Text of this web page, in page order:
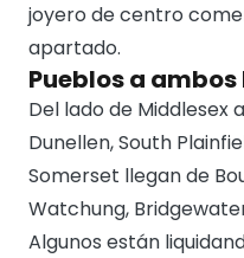
joyero de centro
apartado.
Pueblos a
Del lado de Middlesex
Dunellen, South
Somerset llegan de
Watchung,
Algunos están